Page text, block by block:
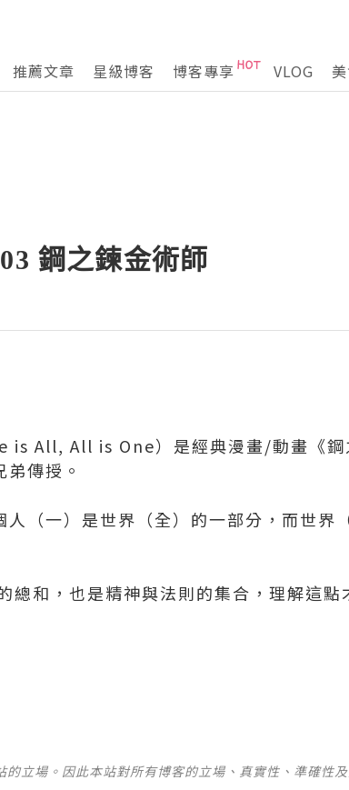
推薦文章 星級博客 博客專享 VLOG
鋼之鍊金術師
is All, All is One）是經典漫畫/動畫《
傳授。
（一）是世界（全）的一部分，而世界
總和，也是精神與法則的集合，理解這
立場。因此本站對所有博客的立場、真實性、準確性